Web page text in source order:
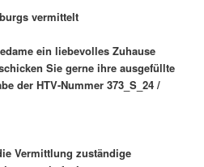
vermittelt
ein liebevolles Zuhause
Sie gerne ihre ausgefüllte
der HTV-Nummer 373_S_24 /
Vermittlung zuständige